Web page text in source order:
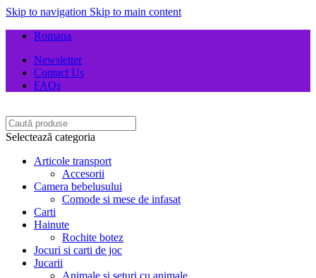
Skip to navigation Skip to main content
Romana
Newsletter
Contact Us
FAQs
Selectează categoria
Articole transport
Accesorii
Camera bebelusului
Comode si mese de infasat
Carti
Hainute
Rochite botez
Jocuri si carti de joc
Jucarii
Animale si seturi cu animale